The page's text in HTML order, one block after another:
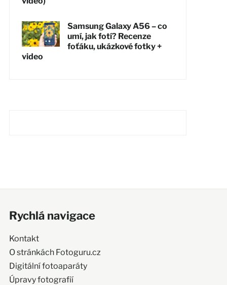
Samsung Galaxy A56 – co
umí, jak fotí? Recenze
foťáku, ukázkové fotky +
video
Rychlá navigace
Kontakt
O stránkách Fotoguru.cz
Digitální fotoaparáty
Úpravy fotografií